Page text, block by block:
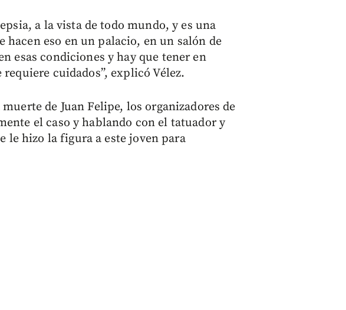
a la vista de todo mundo, y es una
eso en un palacio, en un salón de
esas condiciones y hay que tener en
cuidados”, explicó Vélez.
de Juan Felipe, los organizadores de
el caso y hablando con el tatuador y
le hizo la figura a este joven para